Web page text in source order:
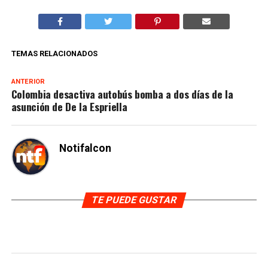
TEMAS RELACIONADOS
ANTERIOR
Colombia desactiva autobús bomba a dos días de la
asunción de De la Espriella
Notifalcon
TE PUEDE GUSTAR